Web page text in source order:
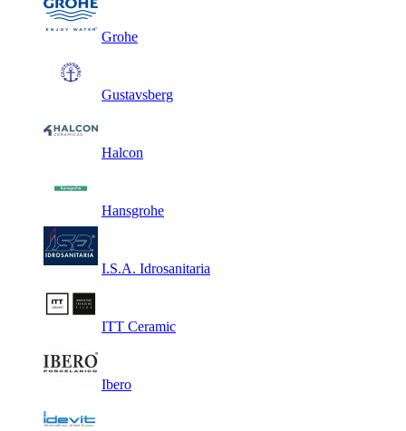
Grohe
Gustavsberg
Halcon
Hansgrohe
I.S.A. Idrosanitaria
ITT Ceramic
Ibero